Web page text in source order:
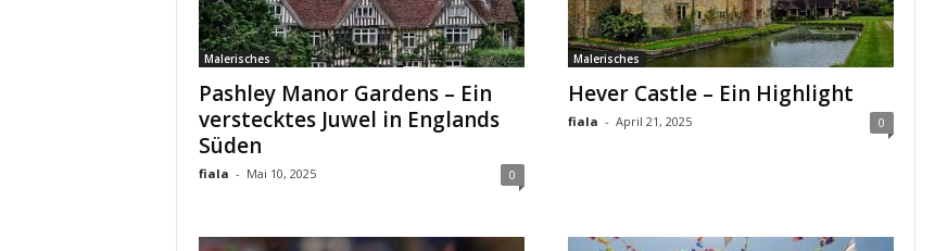
Malerisches
Pashley Manor Gardens – Ein
verstecktes Juwel in Englands
Süden
fiala - Mai 10, 2025 0
Malerisches
Hever Castle – Ein Highlight
fiala - April 21, 2025 0